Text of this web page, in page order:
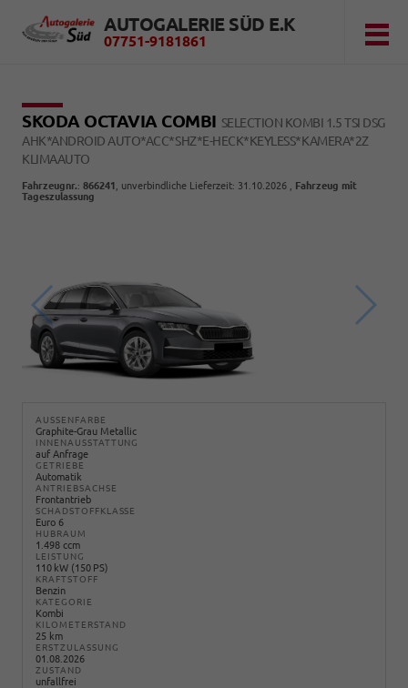
AUTOGALERIE SÜD E.K
07751-9181861
SKODA OCTAVIA COMBI SELECTION KOMBI 1.5 TSI DSG
AHK*ANDROID AUTO*ACC*SHZ*E-HECK*KEYLESS*KAMERA*2Z
KLIMAAUTO
Fahrzeugnr.: 866241 , unverbindliche Lieferzeit: 31.10.2026
Fahrzeug mit
Tageszulassung
AUSSENFARBE
Graphite-Grau Metallic
INNENAUSSTATTUNG
auf Anfrage
GETRIEBE
Automatik
ANTRIEBSACHSE
Frontantrieb
SCHADSTOFFKLASSE
Euro 6
HUBRAUM
1.498 ccm
LEISTUNG
110 kW (150 PS)
KRAFTSTOFF
Benzin
KATEGORIE
Kombi
KILOMETERSTAND
25 km
ERSTZULASSUNG
01.08.2026
ZUSTAND
unfallfrei